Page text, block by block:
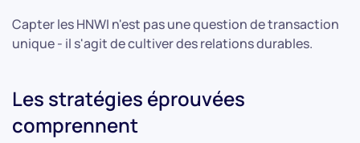
Capter les HNWI n'est pas une question de transaction
unique - il s'agit de cultiver des relations durables.
Les stratégies éprouvées
comprennent